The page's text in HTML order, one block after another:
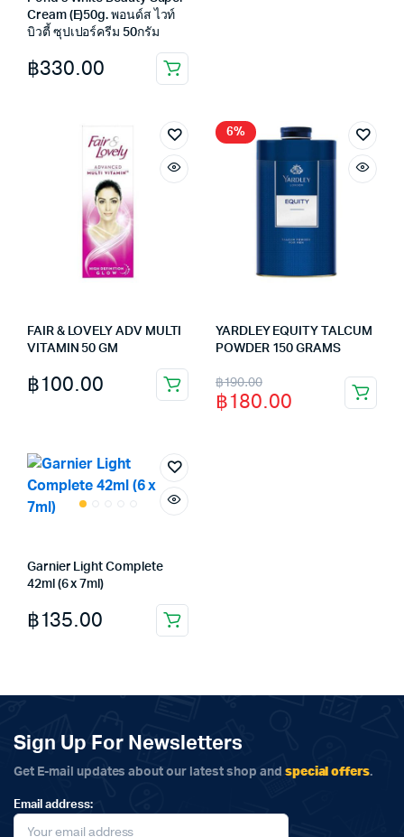
Cream (E)50g. พอนด์ส ไวท์
บิวตี้ ซุปเปอร์ครีม 50กรัม
฿330.00
FAIR & LOVELY ADV MULTI
VITAMIN 50 GM
฿100.00
6%
YARDLEY EQUITY TALCUM
POWDER 150 GRAMS
฿190.00
Original
price
฿180.00
Current
price
Garnier Light Complete
42ml (6 x 7ml)
฿135.00
Sign Up For Newsletters
Get E-mail updates about our latest shop and special offers.
Email address: